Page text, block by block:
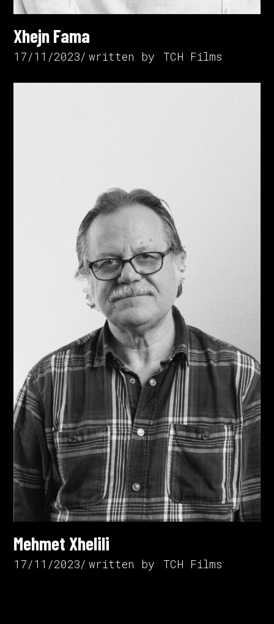
Xhejn Fama
17/11/2023 written by TCH Films
Mehmet Xhelili
17/11/2023 written by TCH Films